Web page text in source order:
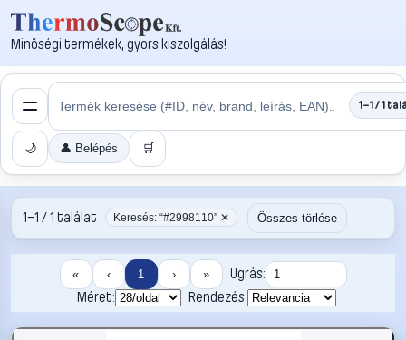
Minőségi termékek, gyors kiszolgálás!
1–1 / 1
🌙 👤 Belépés 🛒
1–1 / 1 találat Keresés: “#2998110” ✕ Összes törlése
« ‹ 1 › »
Ugrás:
Méret:
Rendezés: